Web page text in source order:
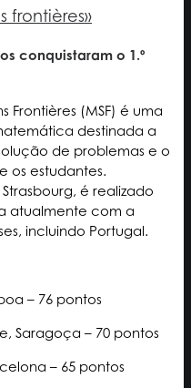
frontières»
conquistaram o 1.º
Frontières (MSF) é uma
destinada a
de problemas e o
os estudantes.
é realizado
atualmente com a
incluindo Portugal.
– 76 pontos
Saragoça – 70 pontos
– 65 pontos